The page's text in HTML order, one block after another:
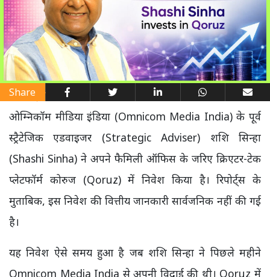
Share
ओम्निकॉम मीडिया इंडिया (Omnicom Media India) के पूर्व
स्ट्रैटेजिक एडवाइजर (Strategic Adviser) शशि सिन्हा
(Shashi Sinha) ने अपने फैमिली ऑफिस के जरिए क्रिएटर-टेक
प्लेटफॉर्म कोरुज (Qoruz) में निवेश किया है। रिपोर्ट्स के
मुताबिक, इस निवेश की वित्तीय जानकारी सार्वजनिक नहीं की गई
है।
यह निवेश ऐसे समय हुआ है जब शशि सिन्हा ने पिछले महीने
Omnicom Media India से अपनी विदाई की थी। Qoruz में